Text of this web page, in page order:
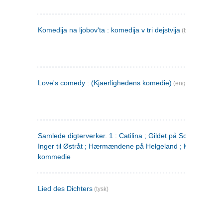
Komedija na ljobov'ta : komedija v tri dejstvija (bulgarsk)
Love's comedy : (Kjaerlighedens komedie) (engelsk)
Samlede digterverker. 1 : Catilina ; Gildet på Solhaug ; Fru
Inger til Østråt ; Hærmændene på Helgeland ;
kommedie
Lied des Dichters (tysk)